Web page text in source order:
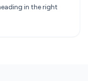
in the right